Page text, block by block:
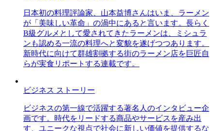
日本初の料理評論家、山本益博さんはいま、ラーメン
が「美味しい革命」の渦中にあると言います。長らく
B級グルメとして愛されてきたラーメンは、ミシュラ
ンも認める一流の料理へと変貌を遂げつつあります。
新時代に向けて群雄割拠する街のラーメン店を巨匠自
らが実食リポートする連載です。
ビジネス ストーリー
ビジネスの第一線で活躍する著名人のインタビュー企
画です。時代をリードする商品やサービスを産み出
す、ユニークな視点で社会に新しい価値を提供するな